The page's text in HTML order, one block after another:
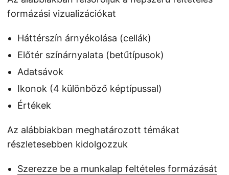
formázási vizualizációkat
Háttérszín árnyékolása (cellák)
Előtér színárnyalata (betűtípusok)
Adatsávok
Ikonok (4 különböző képtípussal)
Értékek
Az alábbiakban meghatározott témákat
részletesebben kidolgozzuk
Szerezze be a munkalap feltételes formázását